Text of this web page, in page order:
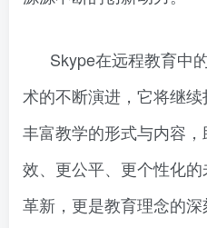
Skype在远程教育中
术的不断演进，它将继
丰富教学的形式与内容
效、更公平、更个性化
革新，更是教育理念的